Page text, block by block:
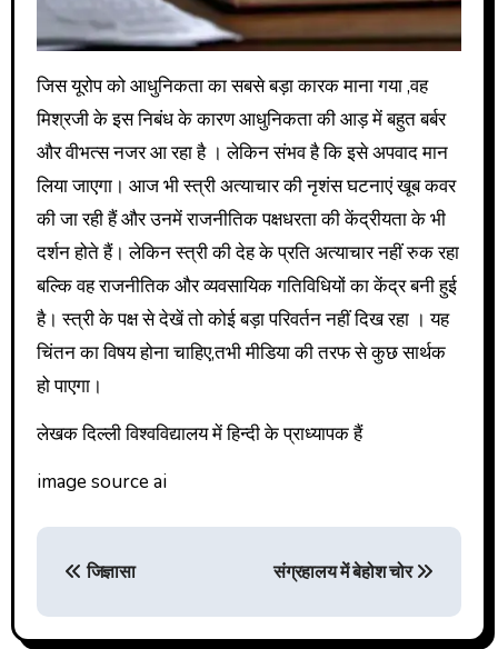
जिस यूरोप को आधुनिकता का सबसे बड़ा कारक माना गया ,वह
मिश्रजी के इस निबंध के कारण आधुनिकता की आड़ में बहुत बर्बर
और वीभत्स नजर आ रहा है । लेकिन संभव है कि इसे अपवाद मान
लिया जाएगा। आज भी स्त्री अत्याचार की नृशंस घटनाएं खूब कवर
की जा रही हैं और उनमें राजनीतिक पक्षधरता की केंद्रीयता के भी
दर्शन होते हैं। लेकिन स्त्री की देह के प्रति अत्याचार नहीं रुक रहा
बल्कि वह राजनीतिक और व्यवसायिक गतिविधियों का केंद्र बनी हुई
है। स्त्री के पक्ष से देखें तो कोई बड़ा परिवर्तन नहीं दिख रहा । यह
चिंतन का विषय होना चाहिए,तभी मीडिया की तरफ से कुछ सार्थक
हो पाएगा।
लेखक दिल्ली विश्वविद्यालय में हिन्दी के प्राध्यापक हैं
image source ai
o
जिज्ञासा संग्रहालय में बेहोश चोर